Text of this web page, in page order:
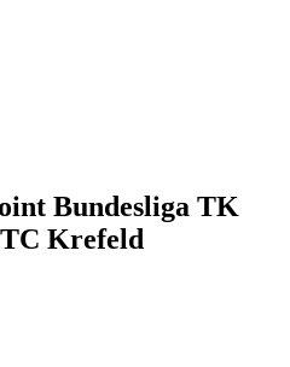
Bundesliga TK
Krefeld